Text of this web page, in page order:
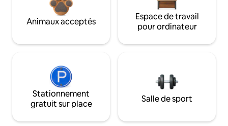
Animaux acceptés
Espace de travail
pour ordinateur
Stationnement
gratuit sur place
Salle de sport